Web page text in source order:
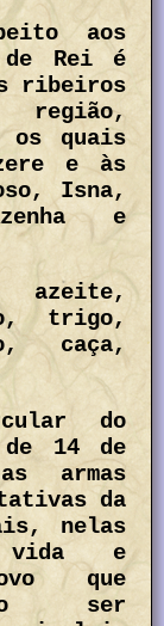
aos
Rei é
ribeiros
quais
e às
Isna,
e
azeite,
trigo,
caça,
do
14 de
armas
da
nelas
vida e
que
ser